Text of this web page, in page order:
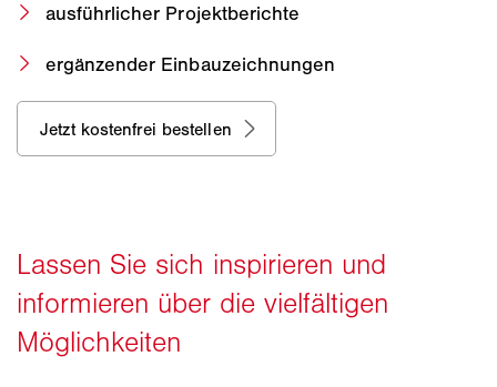
ausführlicher Projektberichte
ergänzender Einbauzeichnungen